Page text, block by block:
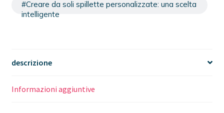
#Creare da soli spillette personalizzate: una scelta
intelligente
descrizione
Informazioni aggiuntive